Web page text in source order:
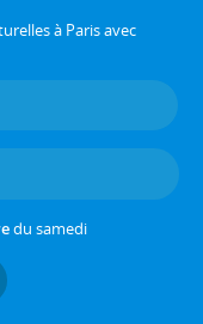
à Paris avec
du samedi